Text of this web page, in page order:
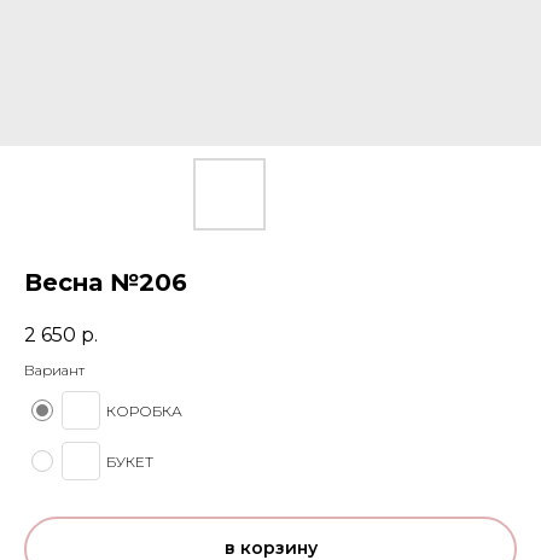
Весна №206
2 650 р.
Вариант
КОРОБКА
БУКЕТ
в корзину